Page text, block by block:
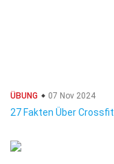
ÜBUNG 07 Nov 2024
27 Fakten Über Crossfit